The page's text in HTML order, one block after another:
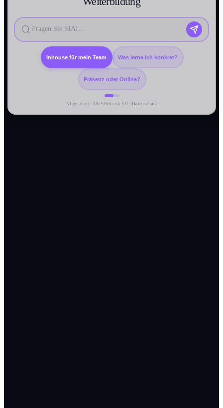
Was lerne ich konkret?
Präsenz oder Online?
Inhouse für mein Team
KI-gestützt · AWS Bedrock EU ·Datenschutz